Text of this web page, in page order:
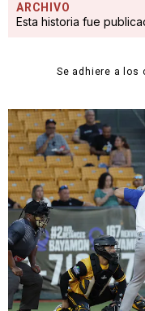
ARCHIVO
Esta historia fue
Se adhiere a los